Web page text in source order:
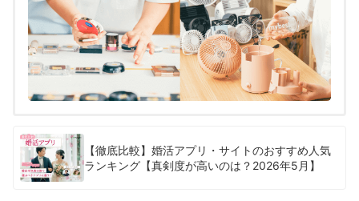
【徹底比較】婚活アプリ・サイトのおすすめ人気
ランキング【真剣度が高いのは？2026年5月】